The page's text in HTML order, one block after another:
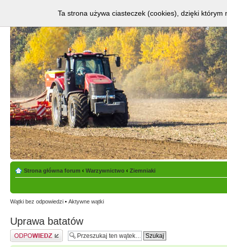
Strona główna forum ‹ Warzywnictwo ‹ Ziemniaki
Wątki bez odpowiedzi • Aktywne wątki
Uprawa batatów
Odpowiedz
Ta strona używa ciasteczek (cookies), dzięki którym